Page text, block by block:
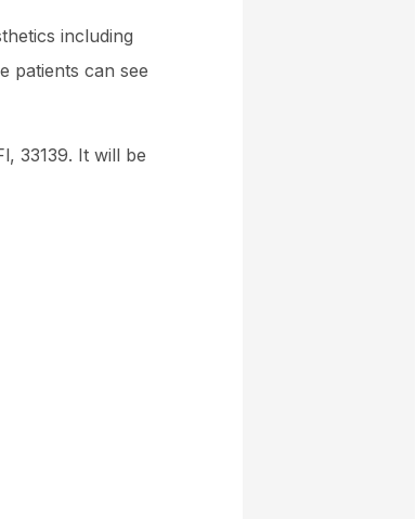
including
patients can see
33139. It will be